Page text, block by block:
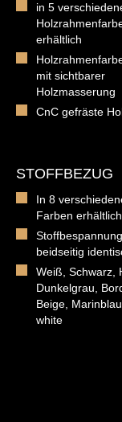
in 5
erhältlich
mit sichtbarer
Holzmasserung
CnC gefräste
STOFFBEZUG
In 8
Farben erhältlich
beidseitig
Weiß, Schwarz,
Dunkelgrau,
Beige,
white